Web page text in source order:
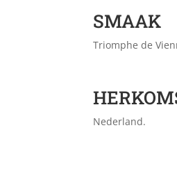
SMAAK
Triomphe de
Nederland.